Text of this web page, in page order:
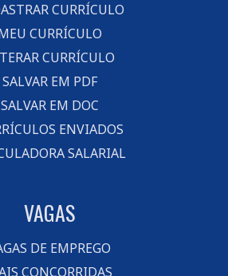
CURRÍCULO
CURRÍCULO
CURRÍCULO
SALVAR EM PDF
SALVAR EM DOC
ENVIADOS
SALARIAL
VAGAS
DE EMPREGO
CONCORRIDAS